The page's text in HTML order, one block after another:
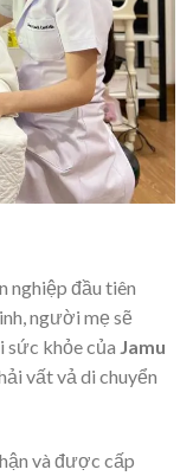
nghiệp đầu tiên
người mẹ sẽ
sức khỏe của Jamu
vất vả di chuyển
và được cấp